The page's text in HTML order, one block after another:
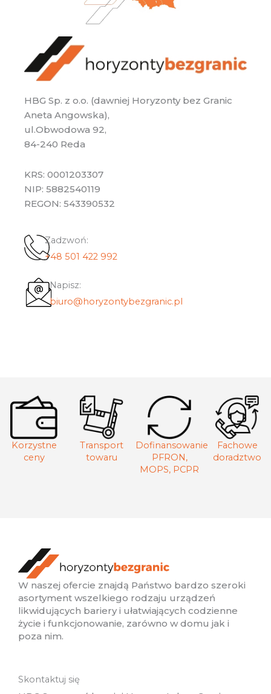
HBG Sp. z o.o. (dawniej Horyzonty bez Granic
Aneta Angowska),
ul.Obwodowa 92,
84-240 Reda
KRS: 0001203307
NIP: 5882540119
REGON: 543390532
Zadzwoń:
+48 501 422 992
Napisz:
biuro@horyzontybezgranic.pl
Korzystne
ceny
Transport
towaru
Dofinansowanie
PFRON,
MOPS, PCPR
Fachowe
doradztwo
W naszej ofercie znajdą Państwo bardzo szeroki
asortyment wszelkiego rodzaju urządzeń
likwidujących bariery i ułatwiających codzienne
życie i funkcjonowanie, zarówno w domu jak i
poza nim.
Skontaktuj się